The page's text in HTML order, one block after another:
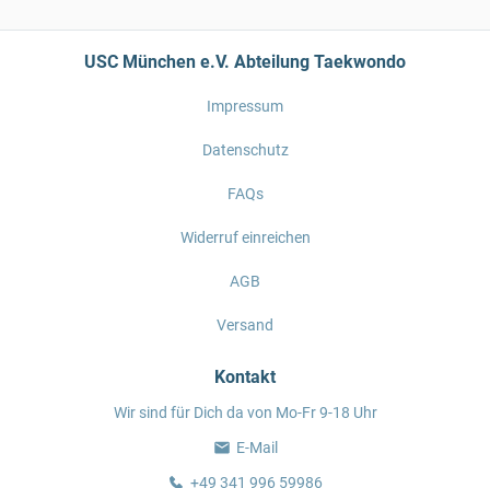
USC München e.V. Abteilung Taekwondo
Impressum
Datenschutz
FAQs
Widerruf einreichen
AGB
Versand
Kontakt
Wir sind für Dich da von Mo-Fr 9-18 Uhr
E-Mail
+49 341 996 59986